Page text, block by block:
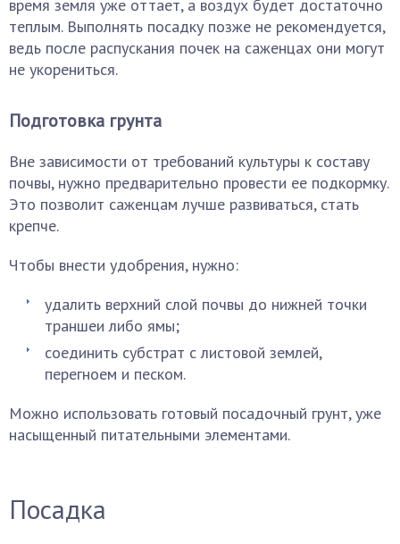
время земля уже оттает, а воздух будет достаточно
теплым. Выполнять посадку позже не рекомендуется,
ведь после распускания почек на саженцах они могут
не укорениться.
Подготовка грунта
Вне зависимости от требований культуры к составу
почвы, нужно предварительно провести ее подкормку.
Это позволит саженцам лучше развиваться, стать
крепче.
Чтобы внести удобрения, нужно:
удалить верхний слой почвы до нижней точки
траншеи либо ямы;
соединить субстрат с листовой землей,
перегноем и песком.
Можно использовать готовый посадочный грунт, уже
насыщенный питательными элементами.
Посадка